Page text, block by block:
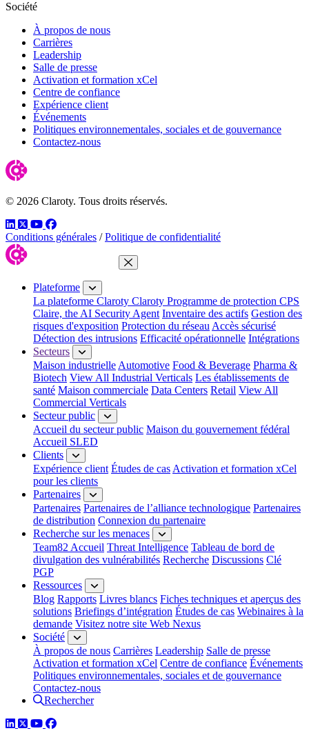
Société
À propos de nous
Carrières
Leadership
Salle de presse
Activation et formation xCel
Centre de confiance
Expérience client
Événements
Politiques environnementales, sociales et de gouvernance
Contactez-nous
© 2026 Claroty. Tous droits réservés.
LinkedIn
TwitterYouTube
Facebook
Conditions générales / Politique de confidentialité
Fermer le menu
Plateforme
La plateforme Claroty Claroty Programme de protection CPS
Claire, the AI Security Agent Inventaire des actifs Gestion des
risques d'exposition Protection du réseau Accès sécurisé
Détection des intrusions Efficacité opérationnelle Intégrations
Secteurs
Maison industrielle Automotive Food & Beverage Pharma &
Biotech View All Industrial Verticals Les établissements de
santé Maison commerciale Data Centers Retail View All
Commercial Verticals
Secteur public
Accueil du secteur public Maison du gouvernement fédéral
Accueil SLED
Clients
Expérience client Études de cas Activation et formation xCel
pour les clients
Partenaires
Partenaires Partenaires de l’alliance technologique Partenaires
de distribution Connexion du partenaire
Recherche sur les menaces
Team82 Accueil Threat Intelligence Tableau de bord de
divulgation des vulnérabilités Recherche Discussions Clé
PGP
Ressources
Blog Rapports Livres blancs Fiches techniques et aperçus des
solutions Briefings d’intégration Études de cas Webinaires à la
demande Visitez notre site Web Nexus
Société
À propos de nous Carrières Leadership Salle de presse
Activation et formation xCel Centre de confiance Événements
Politiques environnementales, sociales et de gouvernance
Contactez-nous
Rechercher
LinkedIn
TwitterYouTube
Facebook